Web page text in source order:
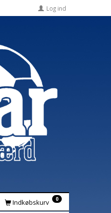
Log ind
Indkøbskurv 0